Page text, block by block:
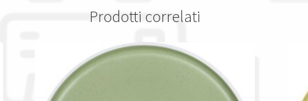
Prodotti correlati